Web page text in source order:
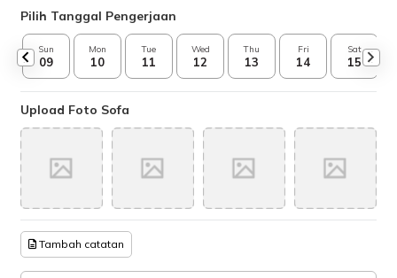
Pilih Tanggal Pengerjaan
Sun
09
Mon
10
Tue
11
Wed
12
Thu
13
Fri
14
Sat
15
Upload Foto Sofa
Tambah catatan